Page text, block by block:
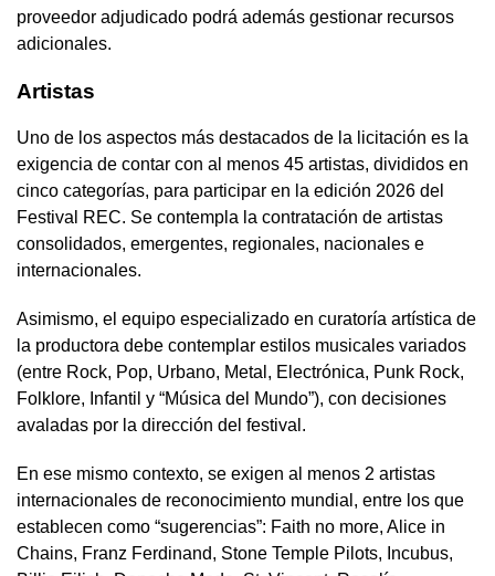
proveedor adjudicado podrá además gestionar recursos
adicionales.
Artistas
Uno de los aspectos más destacados de la licitación es la
exigencia de contar con al menos 45 artistas, divididos en
cinco categorías, para participar en la edición 2026 del
Festival REC. Se contempla la contratación de artistas
consolidados, emergentes, regionales, nacionales e
internacionales.
Asimismo, el equipo especializado en curatoría artística de
la productora debe contemplar estilos musicales variados
(entre Rock, Pop, Urbano, Metal, Electrónica, Punk Rock,
Folklore, Infantil y “Música del Mundo”), con decisiones
avaladas por la dirección del festival.
En ese mismo contexto, se exigen al menos 2 artistas
internacionales de reconocimiento mundial, entre los que
establecen como “sugerencias”: Faith no more, Alice in
Chains, Franz Ferdinand, Stone Temple Pilots, Incubus,